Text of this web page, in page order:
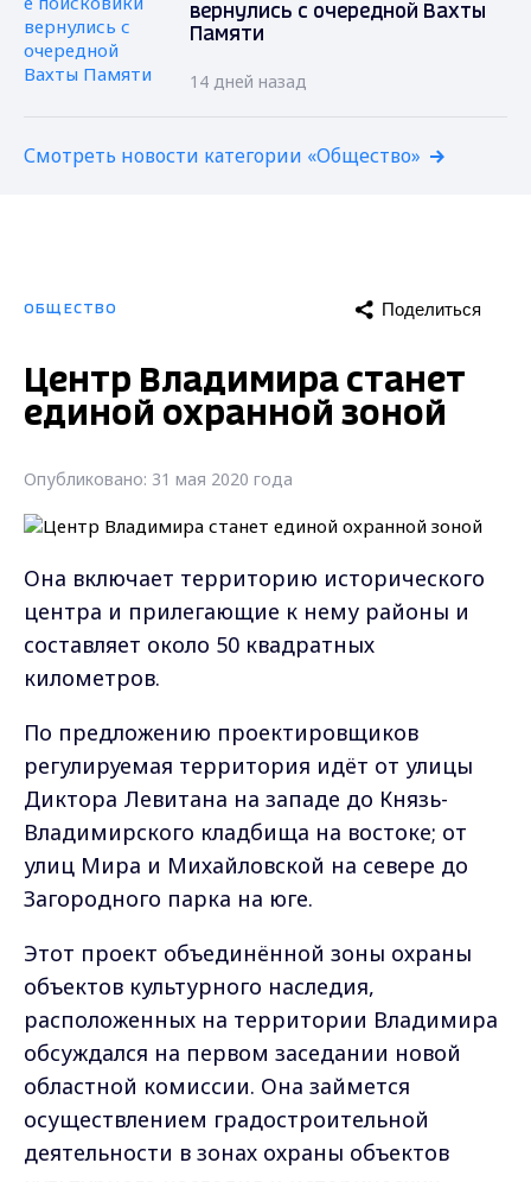
вернулись с очередной Вахты
Памяти
14 дней назад
Смотреть новости категории «Общество»
ОБЩЕСТВО Поделиться
Центр Владимира станет
единой охранной зоной
Опубликовано: 31 мая 2020 года
Она включает территорию исторического
центра и прилегающие к нему районы и
составляет около 50 квадратных
километров.
По предложению проектировщиков
регулируемая территория идёт от улицы
Диктора Левитана на западе до Князь-
Владимирского кладбища на востоке; от
улиц Мира и Михайловской на севере до
Загородного парка на юге.
Этот проект объединённой зоны охраны
объектов культурного наследия,
расположенных на территории Владимира
обсуждался на первом заседании новой
областной комиссии. Она займется
осуществлением градостроительной
деятельности в зонах охраны объектов